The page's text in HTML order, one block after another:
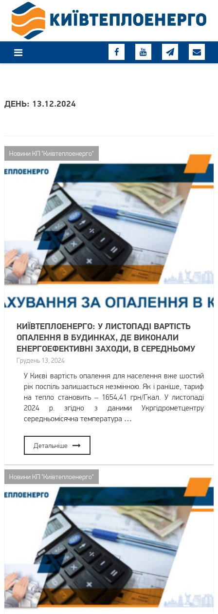
content
ДЕНЬ: 13.12.2024
Новини КП "Київтеплоенерго"
КИЇВТЕПЛОЕНЕРГО: У ЛИСТОПАДІ ВАРТІСТЬ
ОПАЛЕННЯ В БУДИНКАХ, ДЕ ВИКОНАЛИ
ЕНЕРГОЕФЕКТИВНІ ЗАХОДИ, В СЕРЕДНЬОМУ
НА 30% НИЖЧА
Грудень 13, 2024
У Києві вартість опалення для населення вже шостий
рік поспіль залишається незмінною. Як і раніше, тариф
на тепло становить – 1654,41 грн/Гкал. У листопаді
2024 р. згідно з даними Укргідрометцентру
середньомісячна температура …
Детальніше
Новини КП "Київтеплоенерго"